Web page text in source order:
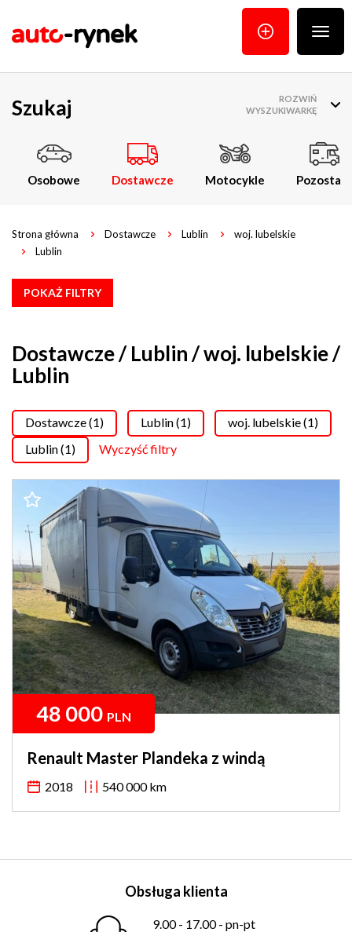
menu
Szukaj
Osobowe Dostawcze Motocykle Pozostałe
ROZWIŃ
WYSZUKIWARKĘ
Strona główna Dostawcze Lublin
woj. lubelskie
Lublin
POKAŻ FILTRY
Dostawcze / Lublin / woj. lubelskie /
Lublin
Dostawcze (1) Lublin (1)
woj. lubelskie (1)
Lublin (1)
Wyczyść filtry
48 000 PLN
Renault Master Plandeka z windą
2018 540 000 km
Obsługa klienta
9.00 - 17.00 - pn-pt